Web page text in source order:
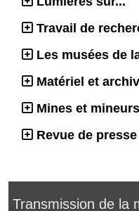
Travail de
Les musées de
Matériel et
Mines et
Revue de presse
Transmission de la